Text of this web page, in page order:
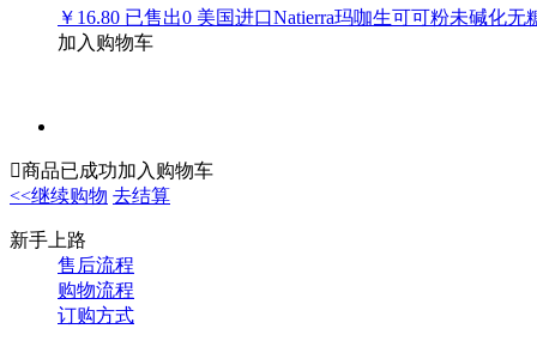
￥16.80 已售出0 美国进口Natierra玛咖生可可粉未碱化无
加入购物车
商品已成功加入购物车
<<继续购物 去结算
新手上路
售后流程
购物流程
订购方式